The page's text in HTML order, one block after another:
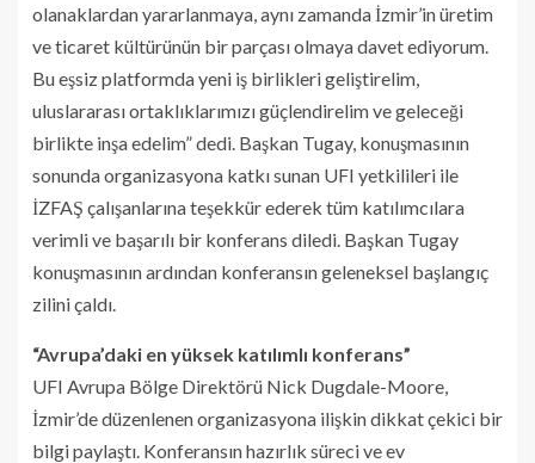
olanaklardan yararlanmaya, aynı zamanda İzmir’in üretim
ve ticaret kültürünün bir parçası olmaya davet ediyorum.
Bu eşsiz platformda yeni iş birlikleri geliştirelim,
uluslararası ortaklıklarımızı güçlendirelim ve geleceği
birlikte inşa edelim” dedi. Başkan Tugay, konuşmasının
sonunda organizasyona katkı sunan UFI yetkilileri ile
İZFAŞ çalışanlarına teşekkür ederek tüm katılımcılara
verimli ve başarılı bir konferans diledi. Başkan Tugay
konuşmasının ardından konferansın geleneksel başlangıç
zilini çaldı.
“Avrupa’daki en yüksek katılımlı konferans”
UFI Avrupa Bölge Direktörü Nick Dugdale-Moore,
İzmir’de düzenlenen organizasyona ilişkin dikkat çekici bir
bilgi paylaştı. Konferansın hazırlık süreci ve ev